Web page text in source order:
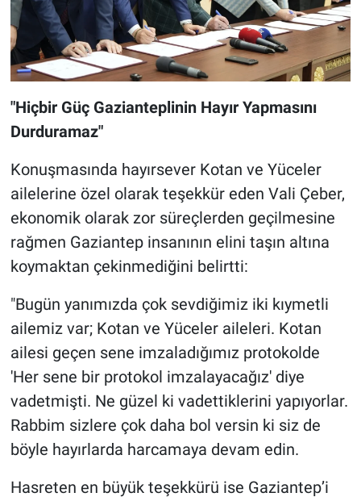
"Hiçbir Güç Gazianteplinin Hayır Yapmasını
Durduramaz"
Konuşmasında hayırsever Kotan ve Yüceler
ailelerine özel olarak teşekkür eden Vali Çeber,
ekonomik olarak zor süreçlerden geçilmesine
rağmen Gaziantep insanının elini taşın altına
koymaktan çekinmediğini belirtti:
"Bugün yanımızda çok sevdiğimiz iki kıymetli
ailemiz var; Kotan ve Yüceler aileleri. Kotan
ailesi geçen sene imzaladığımız protokolde
'Her sene bir protokol imzalayacağız' diye
vadetmişti. Ne güzel ki vadettiklerini yapıyorlar.
Rabbim sizlere çok daha bol versin ki siz de
böyle hayırlarda harcamaya devam edin.
Hasreten en büyük teşekkürü ise Gaziantep’i